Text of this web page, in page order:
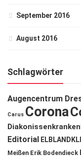
September 2016
August 2016
Schlagwörter
Augencentrum
Carus Corona
Editorial
Meißen Erik Bodendieck